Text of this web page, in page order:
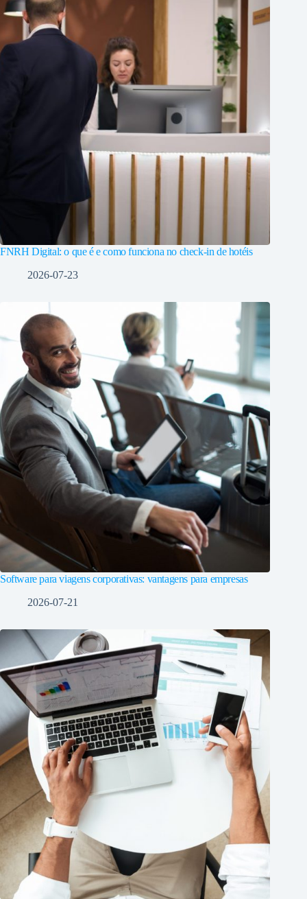
FNRH Digital: o que é e como funciona no check-in de hotéis
2026-07-23
Software para viagens corporativas: vantagens para empresas
2026-07-21